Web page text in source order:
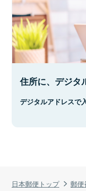
日本郵便トップ 郵
住所に、デジタ
デジタルアドレスで